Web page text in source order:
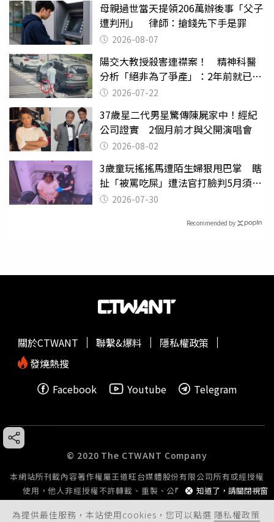
母親過世當天提領206萬辦後事「父子
遭判刑」 律師：搶錢先下手是罪
2026-08-07
陽交大教授殺害連襟案！ 精神科醫
分析「絕非為了爭產」：2年前就已言
行詭異
2026-07-22
37歲星二代男星驚傳陳屍家中！經紀
公司證實 2個月前才與父開演唱會
2026-08-02
3歲童玩搖搖馬遭陌生婦狠甩巴掌 瞎
扯「被罵吃屎」遭法官打臉判5月須入
監 2026-07-30
Recommended by
為提供最佳服務，本站使用cookies，您可以點選 隱私權政策
知道了，請關閉視窗
關於CTWANT 聯繫&爆料
隱私權政策
發燒熱搜
Facebook
Youtube Telegram
© 2020 The CTWANT Company
本網站所刊載內容著作權屬王道旺台媒體股份有限公司所有或經授權
使用，他人非經授權不許轉載、重製、公開播送或公開傳輸。